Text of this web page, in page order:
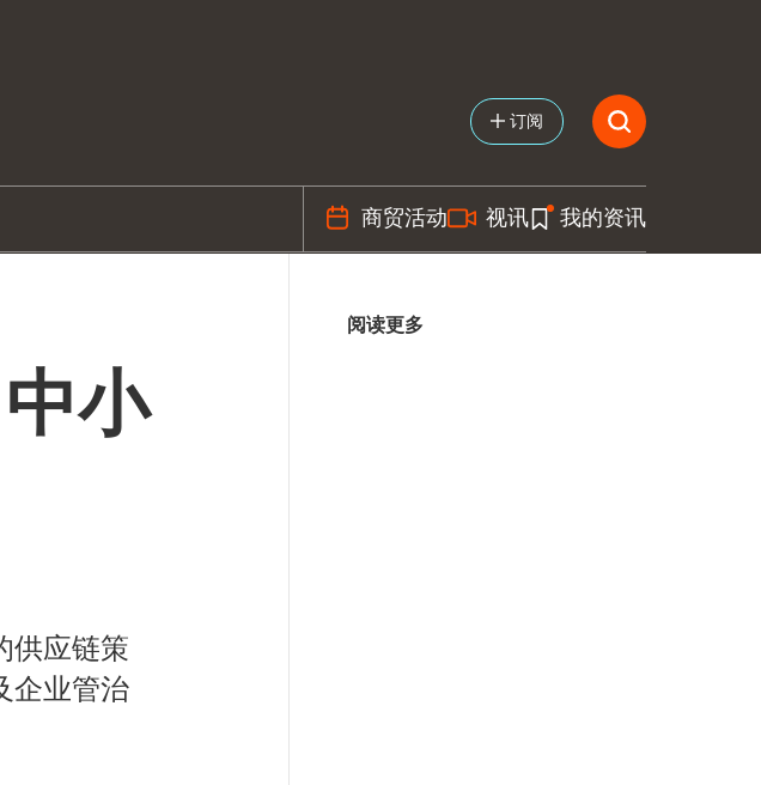
订阅
商贸活动 视讯 我的资讯
小
供应链策
企业管治
阅读更多